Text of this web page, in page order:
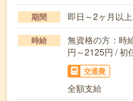
期間 即日～2ヶ月以上
時給
無資格の方：時
円～2125円 / 初
交通費
全額支給